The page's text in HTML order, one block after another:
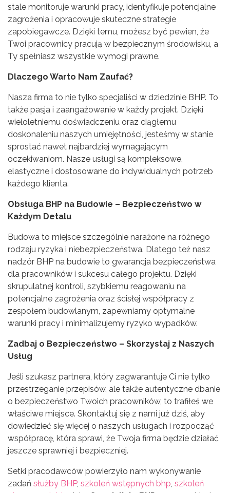
stale monitoruje warunki pracy, identyfikuje potencjalne
zagrożenia i opracowuje skuteczne strategie
zapobiegawcze. Dzięki temu, możesz być pewien, że
Twoi pracownicy pracują w bezpiecznym środowisku, a
Ty spełniasz wszystkie wymogi prawne.
Dlaczego Warto Nam Zaufać?
Nasza firma to nie tylko specjaliści w dziedzinie BHP. To
także pasja i zaangażowanie w każdy projekt. Dzięki
wieloletniemu doświadczeniu oraz ciągłemu
doskonaleniu naszych umiejętności, jesteśmy w stanie
sprostać nawet najbardziej wymagającym
oczekiwaniom. Nasze usługi są kompleksowe,
elastyczne i dostosowane do indywidualnych potrzeb
każdego klienta.
Obsługa BHP na Budowie – Bezpieczeństwo w
Każdym Detalu
Budowa to miejsce szczególnie narażone na różnego
rodzaju ryzyka i niebezpieczeństwa. Dlatego też nasz
nadzór BHP na budowie to gwarancja bezpieczeństwa
dla pracowników i sukcesu całego projektu. Dzięki
skrupulatnej kontroli, szybkiemu reagowaniu na
potencjalne zagrożenia oraz ścisłej współpracy z
zespołem budowlanym, zapewniamy optymalne
warunki pracy i minimalizujemy ryzyko wypadków.
Zadbaj o Bezpieczeństwo – Skorzystaj z Naszych
Usług
Jeśli szukasz partnera, który zagwarantuje Ci nie tylko
przestrzeganie przepisów, ale także autentyczne dbanie
o bezpieczeństwo Twoich pracowników, to trafiłeś we
właściwe miejsce. Skontaktuj się z nami już dziś, aby
dowiedzieć się więcej o naszych usługach i rozpocząć
współpracę, która sprawi, że Twoja firma będzie działać
jeszcze sprawniej i bezpieczniej.
Setki pracodawców powierzyło nam wykonywanie
zadań służby BHP, szkoleń wstępnych bhp, szkoleń